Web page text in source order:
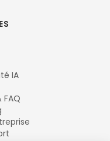
IA